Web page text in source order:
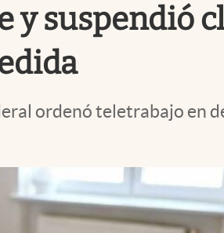
suspendió
ordenó teletrabajo en